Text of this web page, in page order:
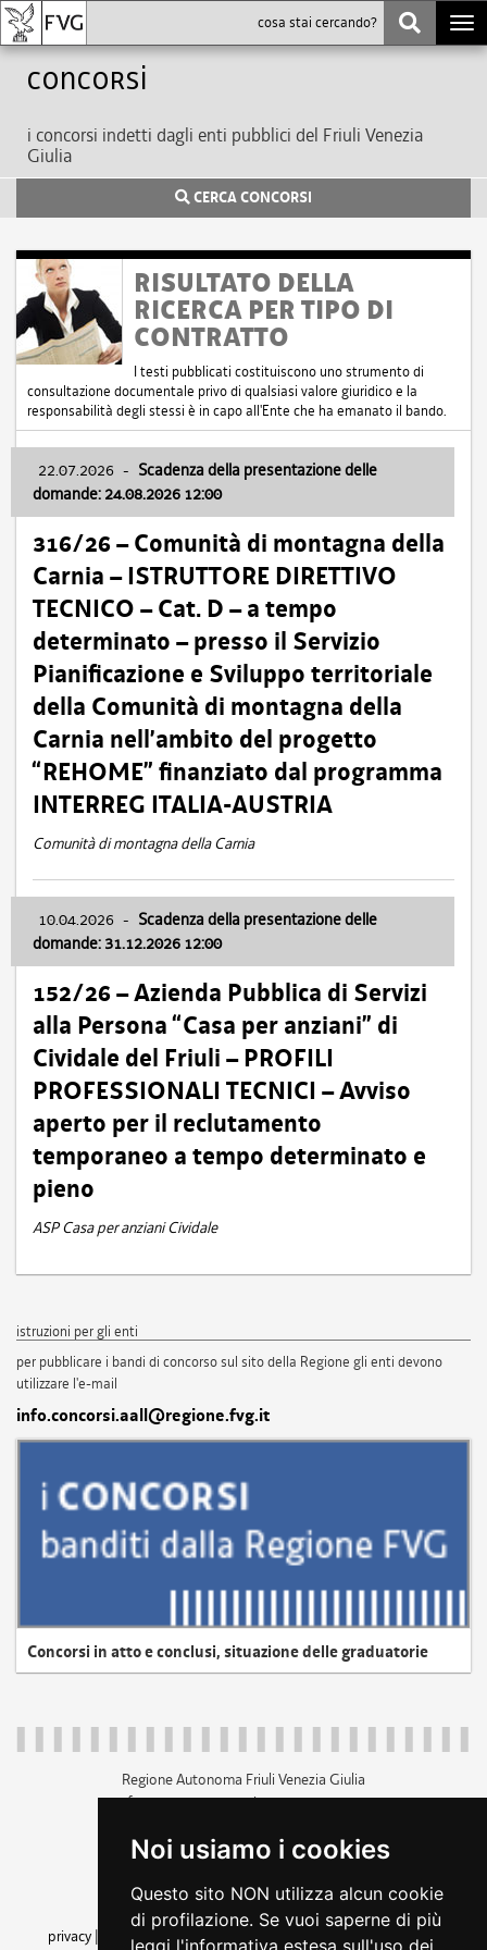
Noi usiamo i cookies
Questo sito NON utilizza alcun cookie
di profilazione. Se vuoi saperne di più
leggi l'informativa estesa sull'uso dei
Concorsi
i concorsi indetti dagli enti pubblici del Friuli Venezia
Giulia
CERCA CONCORSI
RISULTATO DELLA
RICERCA PER TIPO DI
CONTRATTO
I testi pubblicati costituiscono uno strumento di
consultazione documentale privo di qualsiasi valore giuridico e la
responsabilità degli stessi è in capo all'Ente che ha emanato il bando.
22.07.2026 - Scadenza della presentazione delle
domande: 24.08.2026 12:00
316/26 – Comunità di montagna della
Carnia – ISTRUTTORE DIRETTIVO
TECNICO – Cat. D – a tempo
determinato – presso il Servizio
Pianificazione e Sviluppo territoriale
della Comunità di montagna della
Carnia nell’ambito del progetto
“REHOME” finanziato dal programma
INTERREG ITALIA-AUSTRIA
Comunità di montagna della Carnia
10.04.2026 - Scadenza della presentazione delle
domande: 31.12.2026 12:00
152/26 – Azienda Pubblica di Servizi
alla Persona “Casa per anziani” di
Cividale del Friuli – PROFILI
PROFESSIONALI TECNICI – Avviso
aperto per il reclutamento
temporaneo a tempo determinato e
pieno
ASP Casa per anziani Cividale
istruzioni per gli enti
per pubblicare i bandi di concorso sul sito della Regione gli enti devono
utilizzare l'e-mail
info.concorsi.aall@regione.fvg.it
Concorsi in atto e conclusi, situazione delle graduatorie
Regione Autonoma Friuli Venezia Giulia
c.f. 80014930327; p.iva 00526040324
+39 040 3771111
amministrazione trasparente
privacy
cookie |note legali accessibilità
dichiarazione di